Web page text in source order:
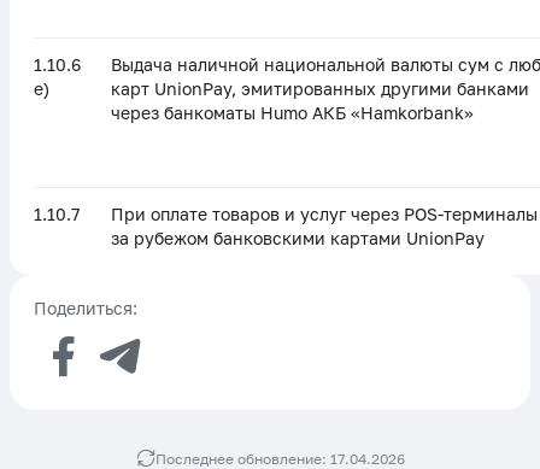
1.10.6
e)
Выдача наличной национальной валюты сум с
карт UnionPay, эмитированных другими банками
через банкоматы Humo АКБ «Hamkorbank»
1.10.7
При оплате товаров и услуг через POS-терминалы
за рубежом банковскими картами UnionPay
Поделиться:
Последнее обновление: 17.04.2026